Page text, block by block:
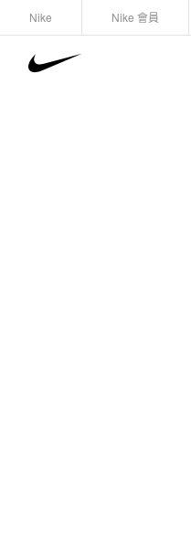
Nike Nike 會員